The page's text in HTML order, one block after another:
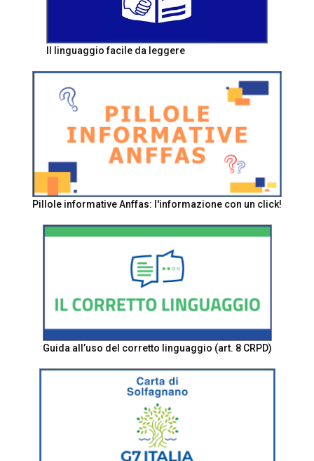
Il linguaggio facile da leggere
Pillole informative Anffas: l'informazione con un click!
Guida all’uso del corretto linguaggio (art. 8 CRPD)